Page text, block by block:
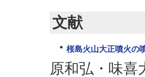
文献
桜島火山大正噴火の
原和弘・味喜